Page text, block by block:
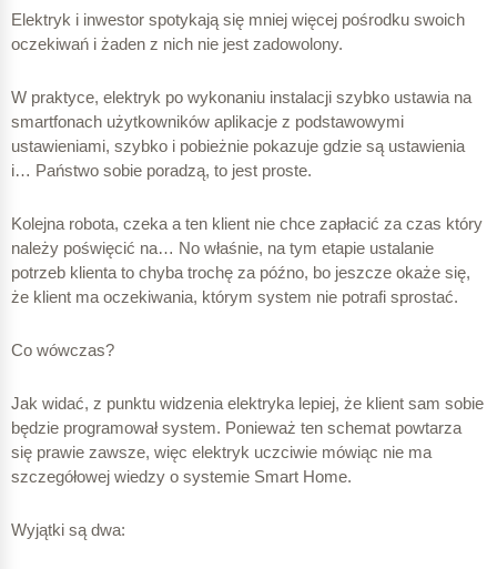
Elektryk i inwestor spotykają się mniej więcej pośrodku swoich
oczekiwań i żaden z nich nie jest zadowolony.
W praktyce, elektryk po wykonaniu instalacji szybko ustawia na
smartfonach użytkowników aplikacje z podstawowymi
ustawieniami, szybko i pobieżnie pokazuje gdzie są ustawienia
i… Państwo sobie poradzą, to jest proste.
Kolejna robota, czeka a ten klient nie chce zapłacić za czas który
należy poświęcić na… No właśnie, na tym etapie ustalanie
potrzeb klienta to chyba trochę za późno, bo jeszcze okaże się,
że klient ma oczekiwania, którym system nie potrafi sprostać.
Co wówczas?
Jak widać, z punktu widzenia elektryka lepiej, że klient sam sobie
będzie programował system. Ponieważ ten schemat powtarza
się prawie zawsze, więc elektryk uczciwie mówiąc nie ma
szczegółowej wiedzy o systemie Smart Home.
Wyjątki są dwa: